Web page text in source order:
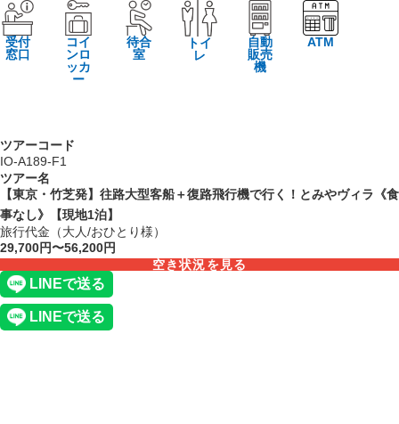
受付
窓口
コイ
ンロ
ッカ
ー
待合
室
トイ
レ
自動
販売
機
ATM
ツアーコード
IO-A189-F1
ツアー名
【東京・竹芝発】往路大型客船＋復路飛行機で行く！とみやヴィラ《食
事なし》【現地1泊】
旅行代金（大人/おひとり様）
29,700円〜56,200円
空き状況を見る